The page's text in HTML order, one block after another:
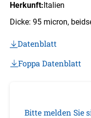
Herkunft:Italien
Dicke: 95 micron,
Datenblatt
Foppa Datenblatt
Bitte melden Sie